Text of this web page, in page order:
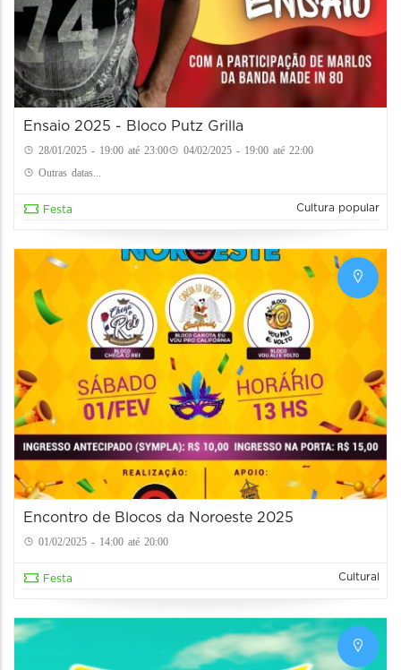
Ensaio 2025 - Bloco Putz Grilla
28/01/2025 - 19:00 até 23:00
04/02/2025 - 19:00 até 22:00
Outras datas...
Festa Cultura popular
Encontro de Blocos da Noroeste 2025
01/02/2025 - 14:00 até 20:00
Festa Cultural